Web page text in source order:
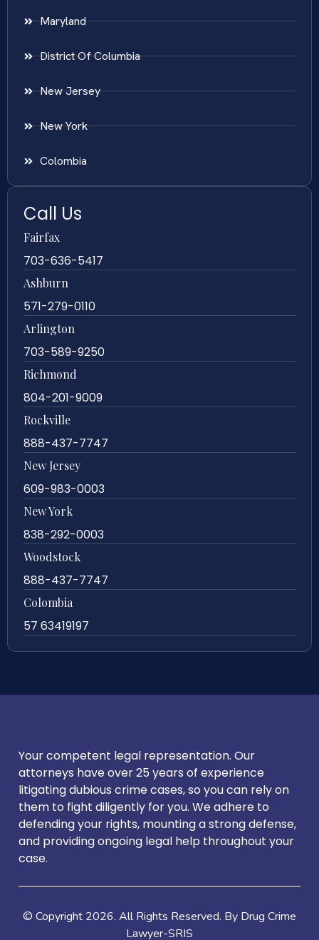
Maryland
District Of Columbia
New Jersey
New York
Colombia
Call Us
Fairfax
703-636-5417
Ashburn
571-279-0110
Arlington
703-589-9250
Richmond
804-201-9009
Rockville
888-437-7747
New Jersey
609-983-0003
New York
838-292-0003
Woodstock
888-437-7747
Colombia
57 63419197
Your competent legal representation. Our
attorneys have over 25 years of experience
litigating dubious crime cases, so you can rely on
them to fight diligently for you. We adhere to
defending your rights, mounting a strong defense,
and providing ongoing legal help throughout your
case.
© Copyright 2026. All Rights Reserved. By Drug Crime
Lawyer-SRIS